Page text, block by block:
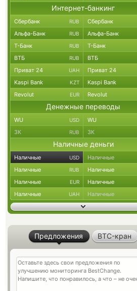
Интернет-банкинг
Сбербанк RUB Сбербанк
Альфа-Банк RUB Альфа-Банк
Т-Банк RUB Т-Банк
ВТБ RUB ВТБ
Приват 24 UAH Приват 24
Kaspi Bank KZT Kaspi Bank
Revolut EUR Revolut
Денежные переводы
WU USD WU
ЗК RUB ЗК
Наличные деньги
Наличные USD Наличные
Наличные RUB Наличные
Наличные EUR Наличные
Наличные UAH Наличные
Предложения BTC-кран